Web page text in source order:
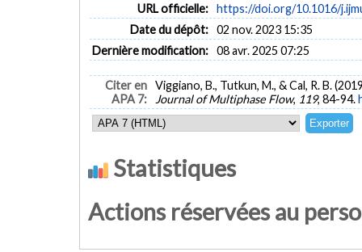
URL officielle: https://doi.org/10.1016/
Date du dépôt: 02 nov. 2023 15:35
Dernière modification: 08 avr. 2025 07:25
Citer en
APA 7:
Viggiano, B., Tutkun, M., & Cal, R. B.
Journal of Multiphase Flow, 119, 84-94.
Statistiques
Actions réservées au